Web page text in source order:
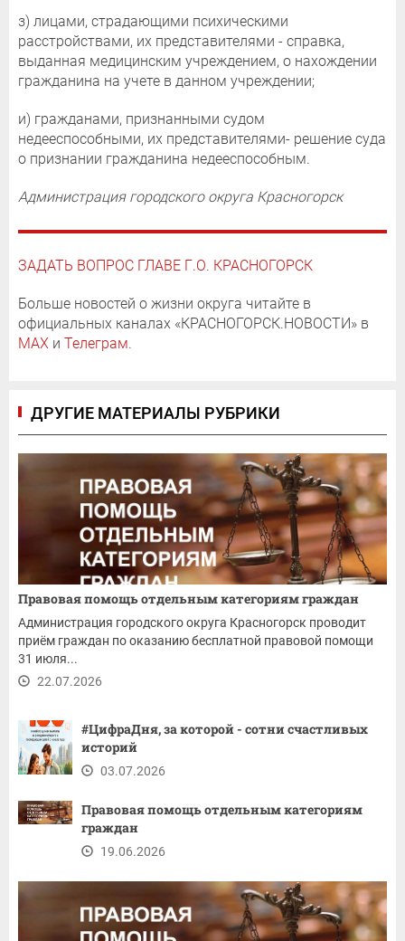
з) лицами, страдающими психическими
расстройствами, их представителями - справка,
выданная медицинским учреждением, о нахождении
гражданина на учете в данном учреждении;
и) гражданами, признанными судом
недееспособными, их представителями- решение суда
о признании гражданина недееспособным.
Администрация городского округа Красногорск
ЗАДАТЬ ВОПРОС ГЛАВЕ Г.О. КРАСНОГОРСК
Больше новостей о жизни округа читайте в
официальных каналах «КРАСНОГОРСК.НОВОСТИ» в
MAX и Телеграм.
ДРУГИЕ МАТЕРИАЛЫ РУБРИКИ
Правовая помощь отдельным категориям граждан
Администрация городского округа Красногорск проводит
приём граждан по оказанию бесплатной правовой помощи
31 июля...
22.07.2026
#ЦифраДня, за которой - сотни счастливых
историй
03.07.2026
Правовая помощь отдельным категориям
граждан
19.06.2026